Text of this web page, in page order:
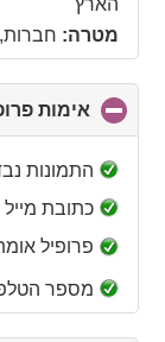
הארץ
מטרה: חברות,
אימות
התמונות
כתובת
פרופיל
מספר